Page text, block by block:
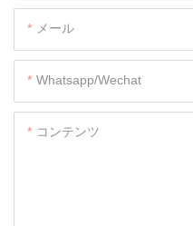
メール
Whatsapp/wechat
コンテンツ